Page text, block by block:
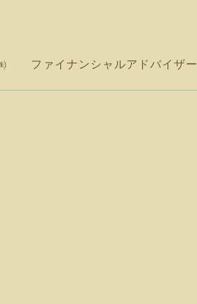
ナンシャルアドバイザー